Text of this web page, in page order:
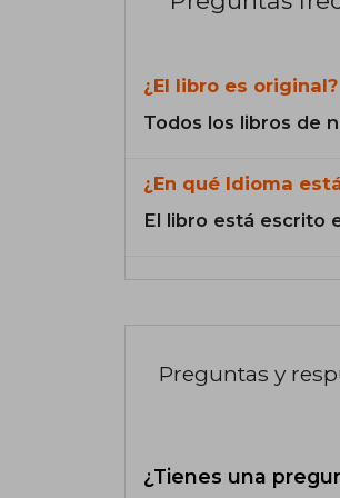
¿El libro es original?
Todos los libros de
¿En qué Idioma
El libro está escrito
Preguntas y
¿Tienes una